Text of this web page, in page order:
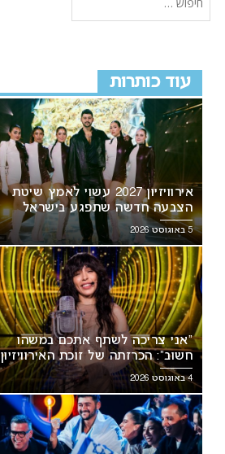
עוד כותרות
אירוויזיון 2027 עשוי לאמץ שיטת
הצבעה חדשה שתפגע בישראל
5 באוגוסט 2026
“אני צריכה לשתף אתכם במשהו
חשוב”: הכרזתה של זוכת האירוויזיון
מסעירה את הרשת
4 באוגוסט 2026